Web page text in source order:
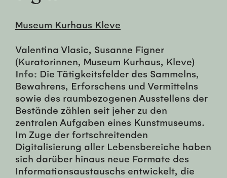
Museum Kurhaus Kleve
Valentina Vlasic, Susanne Figner
(Kuratorinnen, Museum Kurhaus, Kleve)
Info: Die Tätigkeitsfelder des Sammelns,
Bewahrens, Erforschens und Vermittelns
sowie des raumbezogenen Ausstellens der
Bestände zählen seit jeher zu den
zentralen Aufgaben eines Kunstmuseums.
Im Zuge der fortschreitenden
Digitalisierung aller Lebensbereiche haben
sich darüber hinaus neue Formate des
Informationsaustauschs entwickelt, die